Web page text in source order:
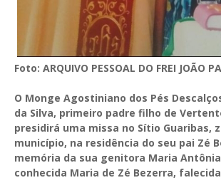
Foto: ARQUIVO PESSOAL DO FREI JOÃO
O Monge Agostiniano dos Pés
da Silva, primeiro padre filho de
presidirá uma missa no Sítio Guaribas,
município, na residência do seu pai Zé
memória da sua genitora Maria Antônia
conhecida Maria de Zé Bezerra,